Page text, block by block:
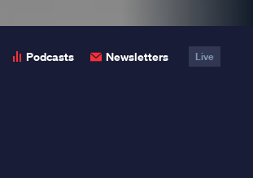
Podcasts Newsletters Live